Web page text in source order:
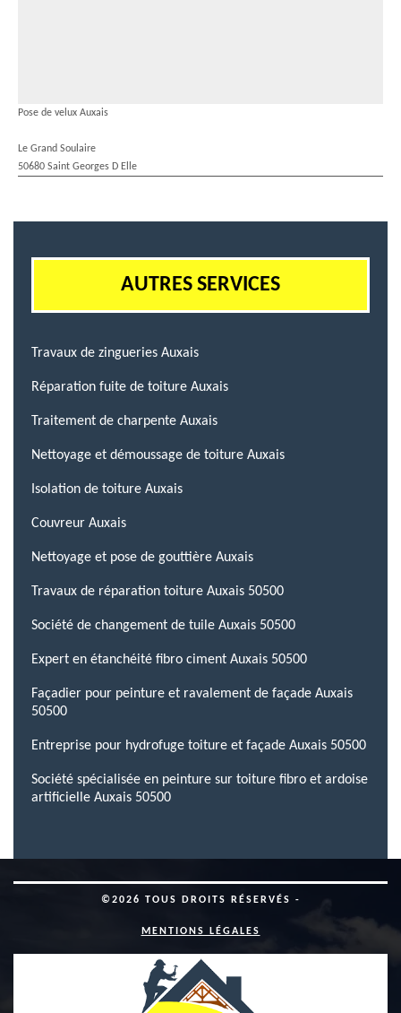
Pose de velux Auxais
Le Grand Soulaire
50680 Saint Georges D Elle
AUTRES SERVICES
Travaux de zingueries Auxais
Réparation fuite de toiture Auxais
Traitement de charpente Auxais
Nettoyage et démoussage de toiture Auxais
Isolation de toiture Auxais
Couvreur Auxais
Nettoyage et pose de gouttière Auxais
Travaux de réparation toiture Auxais 50500
Société de changement de tuile Auxais 50500
Expert en étanchéité fibro ciment Auxais 50500
Façadier pour peinture et ravalement de façade Auxais
50500
Entreprise pour hydrofuge toiture et façade Auxais 50500
Société spécialisée en peinture sur toiture fibro et ardoise
artificielle Auxais 50500
©2026 TOUS DROITS RÉSERVÉS -
MENTIONS LÉGALES